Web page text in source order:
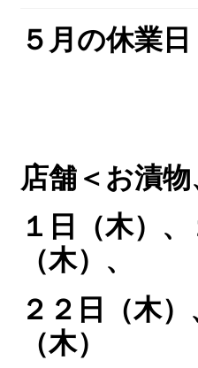
５ 月の休業日
店舗＜お漬
１日（木）、
（木）、
２２日（木）
（木）